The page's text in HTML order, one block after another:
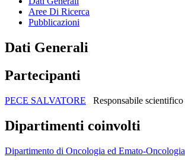
Aree Di Ricerca
Pubblicazioni
Dati Generali
Partecipanti
PECE SALVATORE Responsabile scientifico
Dipartimenti coinvolti
Dipartimento di Oncologia ed Emato-Oncologia